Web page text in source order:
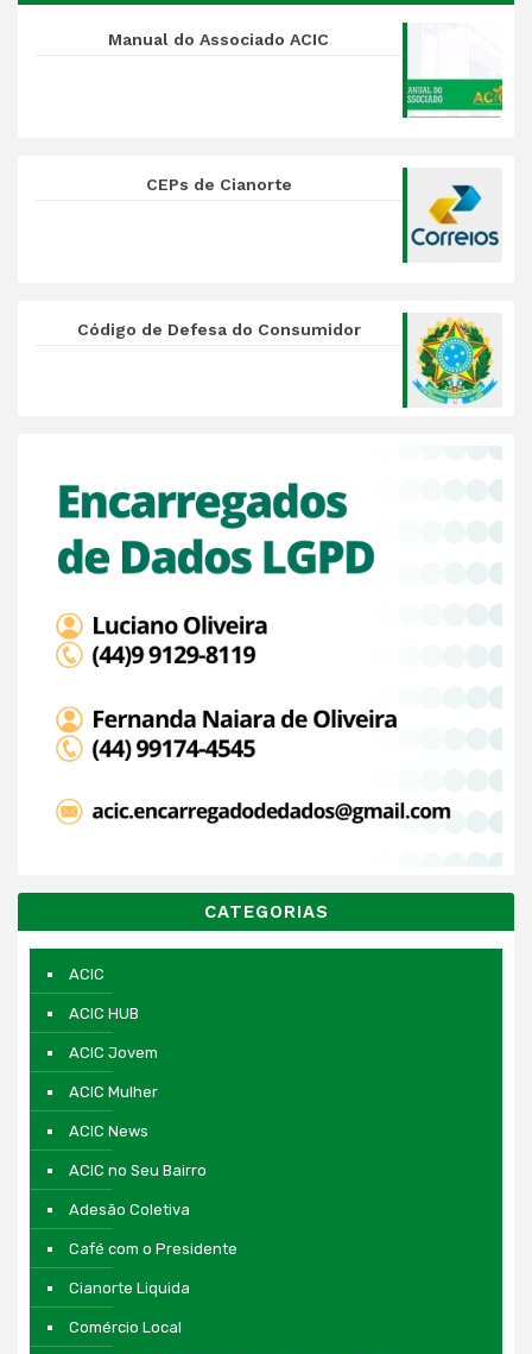
Manual do Associado ACIC
CEPs de Cianorte
Código de Defesa do Consumidor
CATEGORIAS
ACIC
ACIC HUB
ACIC Jovem
ACIC Mulher
ACIC News
ACIC no Seu Bairro
Adesão Coletiva
Café com o Presidente
Cianorte Liquida
Comércio Local